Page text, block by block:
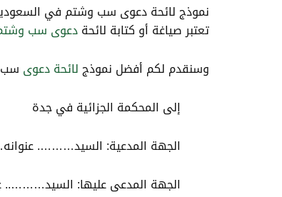
نموذج لائحة دعوى سب وشتم في
تعتبر صياغة أو كتابة لائحةدعوى سب
وسنقدم لكم أفضل نموذجلائحة دعوى سب
إلى المحكمة الجزائية في جدة
الجهة المدعية: السيد……….
الجهة المدعى عليها: